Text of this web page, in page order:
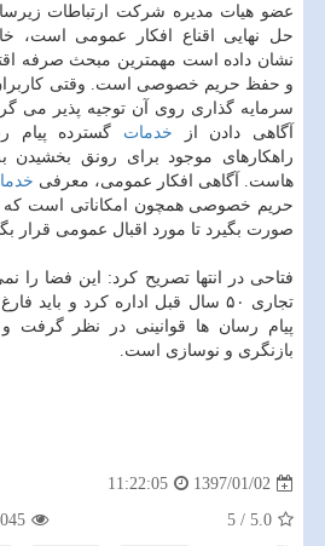
عضو هیات مدیره شركت ارتباطات
حل نهایی اقناع افكار عمومی است،
نشان داده است مهمترین مبحث صرفه
و حفظ حریم خصوصی است. وقتی كاربران
سرمایه گذاری روی آن توجیه پذیر می
آگاهی دادن از خدمات گسترده پیام
راهكارهای موجود برای رونق بخشیدن
هاست. آگاهی افكار عمومی، معرفی
حریم خصوصی همچون امكاناتی است كه
صورت بگیرد تا مورد اقبال عمومی قرار
فتاحی در انتها تصریح كرد: این فضا را
تجاری ۵۰ سال قبل اداره كرد و
پیام رسان ها قوانینی در نظر گرفت و
بازنگری و نوسازی است.
1397/01/02
11:22:05
5.0
/
5